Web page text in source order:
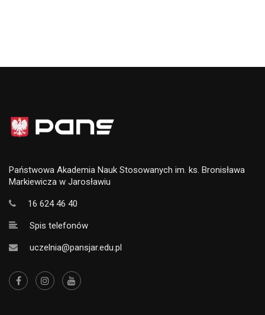
Państwowa Akademia Nauk Stosowanych im. ks. Bronisława
Markiewicza w Jarosławiu
16 624 46 40
Spis telefonów
uczelnia@pansjar.edu.pl